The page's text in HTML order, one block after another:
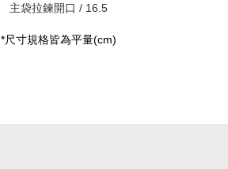
主袋拉鍊開口 / 16.5
*尺寸規格皆為平量(cm)